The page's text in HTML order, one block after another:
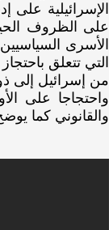
الإسرائيلية
على الظروف
الأسرى
التي تتعلق
من إسرائيل إلى
والقانوني كما